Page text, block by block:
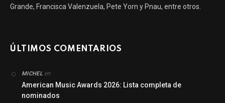
Grande, Francisca Valenzuela, Pete Yorn y Pnau, entre otros.
ÚLTIMOS COMENTARIOS
MICHEL en
American Music Awards 2026: Lista completa de
nominados